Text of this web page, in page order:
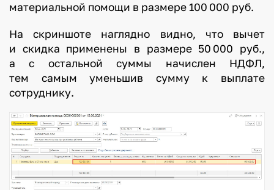
материальной помощи в размере 100 000 руб.
На скриншоте наглядно видно, что вычет
и скидка применены в размере 50 000 руб.,
а с остальной суммы начислен НДФЛ,
тем самым уменьшив сумму к выплате
сотруднику.